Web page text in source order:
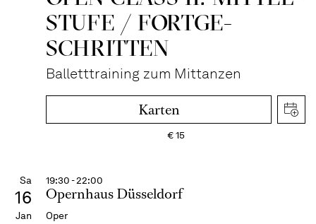
STUFE / FORT­GE­
SCHRITTEN
Balletttraining zum Mittanzen
Karten
€15
Sa
16
Jan
19:30 - 22:00
Opernhaus Düsseldorf
Oper